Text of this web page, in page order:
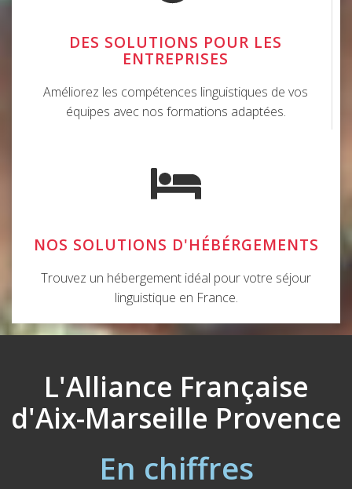
DES SOLUTIONS POUR LES
ENTREPRISES
Améliorez les compétences linguistiques de vos
équipes avec nos formations adaptées.
NOS SOLUTIONS D'HÉBÉRGEMENTS
Trouvez un hébergement idéal pour votre séjour
linguistique en France.
L'Alliance Française
d'Aix-Marseille Provence
En chiffres